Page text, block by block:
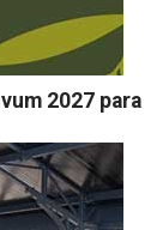
2027 para